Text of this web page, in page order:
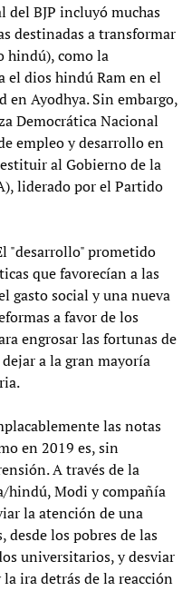
BJP incluyó muchas
destinadas a transformar
hindú), como la
el dios hindú Ram en el
en Ayodhya. Sin embargo,
Democrática Nacional
empleo y desarrollo en
al Gobierno de la
liderado por el Partido
"desarrollo" prometido
que favorecían a las
gasto social y una nueva
a favor de los
engrosar las fortunas de
a la gran mayoría
las notas
en 2019 es, sin
A través de la
hindú, Modi y compañía
la atención de una
desde los pobres de las
universitarios, y desviar
ira detrás de la reacción